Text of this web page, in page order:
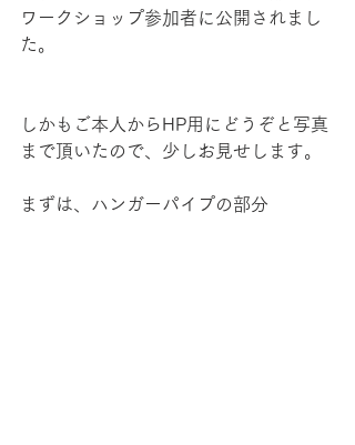
ワークショップ参加者に公開されまし
た。
しかもご本人からHP用にどうぞと写真
まで頂いたので、少しお見せします。
まずは、ハンガーパイプの部分